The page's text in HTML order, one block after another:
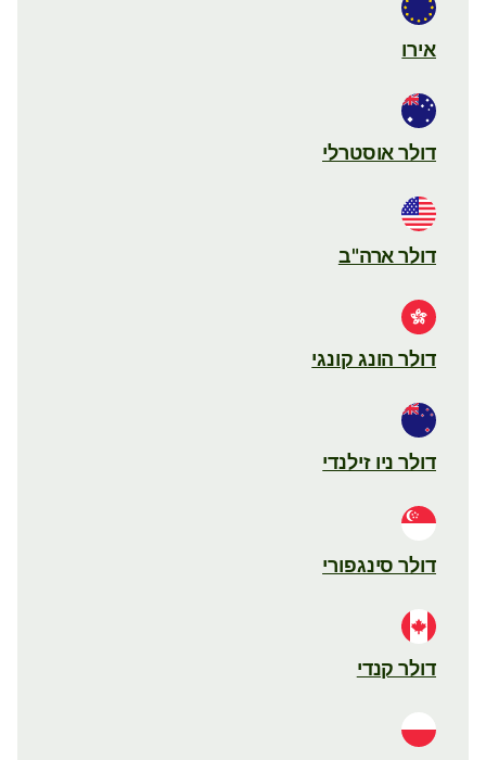
אירו
דולר אוסטרלי
דולר ארה"ב
דולר הונג קונגי
דולר ניו זילנדי
דולר סינגפורי
דולר קנדי